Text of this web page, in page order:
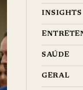
INSIGHTS
SAÚDE
GERAL